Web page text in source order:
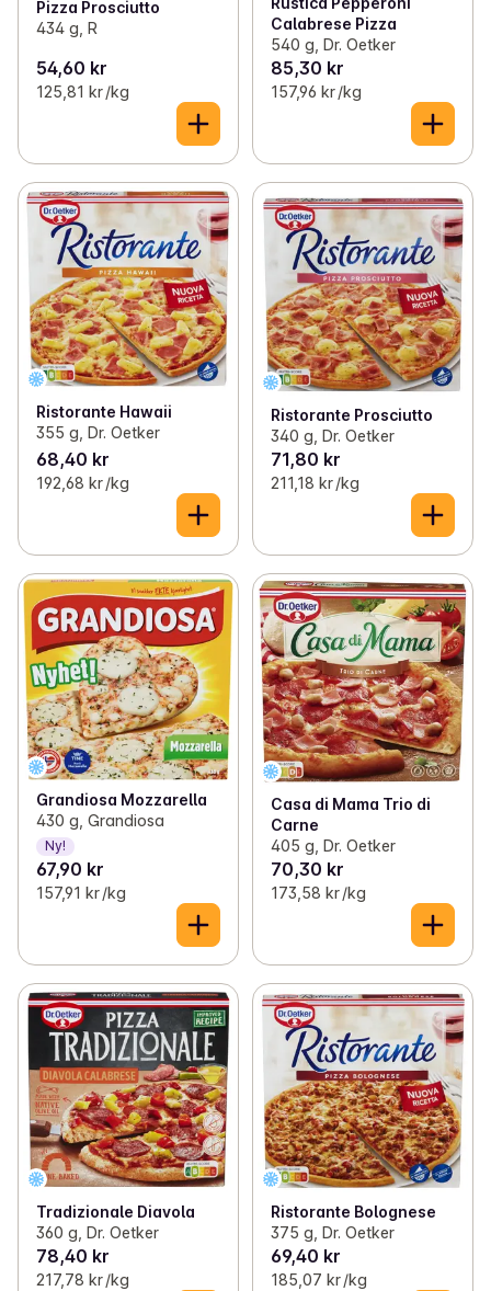
Pizza Prosciutto
434 g, R
54,60 kr
125,81 kr /kg
Calabrese Pizza
540 g, Dr. Oetker
85,30 kr
157,96 kr /kg
Ristorante Hawaii
355 g, Dr. Oetker
68,40 kr
192,68 kr /kg
Ristorante Prosciutto
340 g, Dr. Oetker
71,80 kr
211,18 kr /kg
Grandiosa Mozzarella
430 g, Grandiosa
Ny!
67,90 kr
157,91 kr /kg
Casa di Mama Trio di
Carne
405 g, Dr. Oetker
70,30 kr
173,58 kr /kg
Tradizionale Diavola
360 g, Dr. Oetker
78,40 kr
217,78 kr /kg
Ristorante Bolognese
375 g, Dr. Oetker
69,40 kr
185,07 kr /kg